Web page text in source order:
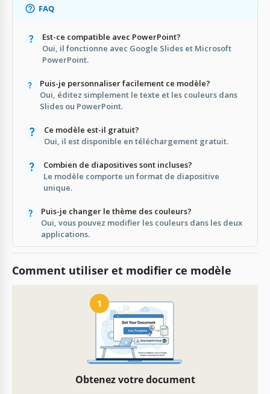
FAQ
Est-ce compatible avec PowerPoint?
Oui, il fonctionne avec Google Slides et Microsoft
PowerPoint.
Puis-je personnaliser facilement ce modèle?
Oui, éditez simplement le texte et les couleurs dans
Slides ou PowerPoint.
Ce modèle est-il gratuit?
Oui, il est disponible en téléchargement gratuit.
Combien de diapositives sont incluses?
Le modèle comporte un format de diapositive
unique.
Puis-je changer le thème des couleurs?
Oui, vous pouvez modifier les couleurs dans les deux
applications.
Comment utiliser et modifier ce modèle
1
Obtenez votre document